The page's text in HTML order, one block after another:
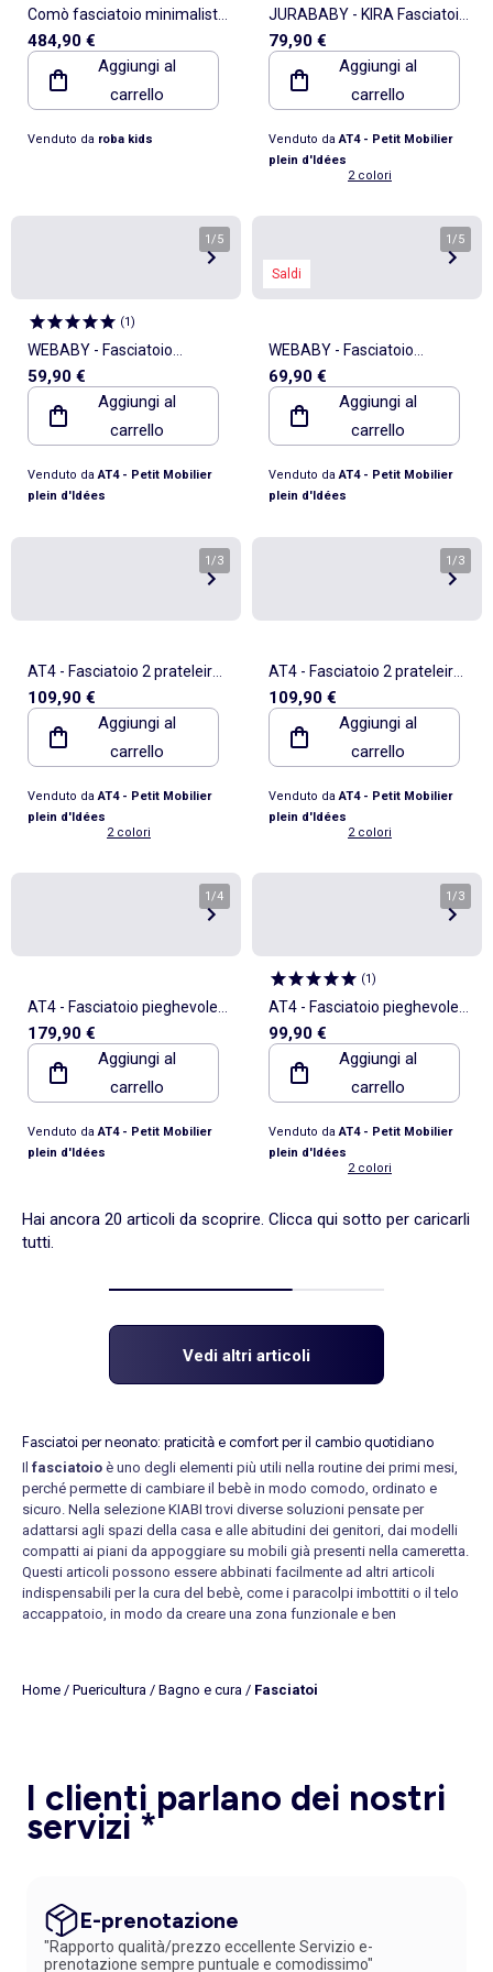
Comò fasciatoio minimalista
con vani portaoggetti Elva –
Roba
484,90 €
Aggiungi al
carrello
Venduto da roba kids
JURABABY - KIRA Fasciatoio
universale in legno da 50 cm
per cassettiera - Bianco
79,90 €
Aggiungi al
carrello
Venduto da AT4 - Petit Mobilier
plein d'Idées
2 colori
1 /5
(1)
WEBABY - Fasciatoio
estraibile per lettino 60x120
MONA legno - Faggio verni
-75 x 51,5 x 7 cm
59,90 €
Aggiungi al
carrello
Venduto da AT4 - Petit Mobilier
plein d'Idées
Saldi
1 /5
WEBABY - Fasciatoio
pieghevole in acciaio -
Blanco/Griggio - 80 x 68 x
103 cm
69,90 €
Aggiungi al
carrello
Venduto da AT4 - Petit Mobilier
plein d'Idées
1 /3
AT4 - Fasciatoio 2 prateleiras
LILO legno LILO - Bianco - 54
x 74 x 94 cm
109,90 €
Aggiungi al
carrello
Venduto da AT4 - Petit Mobilier
plein d'Idées
2 colori
1 /3
AT4 - Fasciatoio 2 prateleiras
LILO legno LILO - Faggio verni
- 54 x 74 x 94 cm
109,90 €
Aggiungi al
carrello
Venduto da AT4 - Petit Mobilier
plein d'Idées
2 colori
1 /4
AT4 - Fasciatoio pieghevole a
parete/muro SORA legno -
Bianco - 83 x 66 x 66 cm
179,90 €
Aggiungi al
carrello
Venduto da AT4 - Petit Mobilier
plein d'Idées
1 /3
(1)
AT4 - Fasciatoio pieghevole a
parete/muro EAZY legno -
Bianco/Faggio - 78 x 56 x 78
cm
99,90 €
Aggiungi al
carrello
Venduto da AT4 - Petit Mobilier
plein d'Idées
2 colori
Hai ancora 20 articoli da scoprire. Clicca qui sotto per caricarli
tutti.
Vedi altri articoli
Fasciatoi per neonato: praticità e comfort per il cambio quotidiano
Il fasciatoio è uno degli elementi più utili nella routine dei primi mesi,
perché permette di cambiare il bebè in modo comodo, ordinato e
sicuro. Nella selezione KIABI trovi diverse soluzioni pensate per
adattarsi agli spazi della casa e alle abitudini dei genitori, dai modelli
compatti ai piani da appoggiare su mobili già presenti nella cameretta.
Questi articoli possono essere abbinati facilmente ad altri articoli
indispensabili per la cura del bebè, come i paracolpi imbottiti o iltelo
accappatoio , in modo da creare una zona funzionale e ben
ha poco tempo. Per chi desidera un'opzione completa e salvaspazio,
postazione ben proporzionata consente di evitare movimenti scomodi
e di gestire il cambio con maggiore naturalezza.
Fasciatoi con vaschetta, pieghevoli o da cassettiera
pieghevole è indicata per ambienti piccoli o per chi cerca un supporto
facile da richiudere dopo l’uso. Se hai già un mobile adatto, puoi
orientarti verso unfasciatoio per cassettierada posizionare sopra
Home / Puericultura / Bagno e cura / Fasciatoi
I clienti parlano dei nostri
servizi *
E-prenotazione
"Rapporto qualità/prezzo eccellente Servizio e-
prenotazione sempre puntuale e comodissimo"